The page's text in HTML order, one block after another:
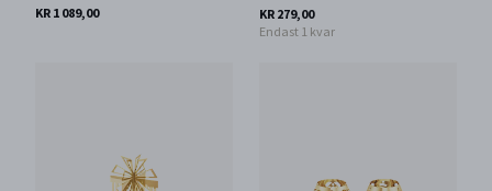
KR 1 089,00
KR 279,00
Endast 1 kvar